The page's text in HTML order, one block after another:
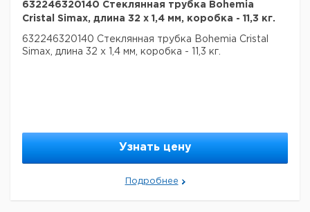
632246320140 Стеклянная трубка Bohemia
Cristal Simax, длина 32 x 1,4 мм, коробка - 11,3 кг.
632246320140 Стеклянная трубка Bohemia Cristal
Simax, длина 32 x 1,4 мм, коробка - 11,3 кг.
Узнать цену
Подробнее